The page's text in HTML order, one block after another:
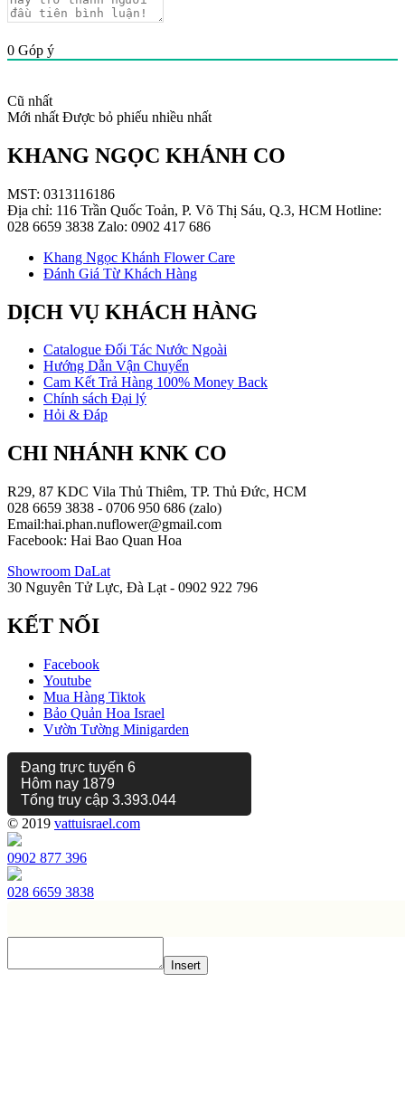
0 Góp ý
Cũ nhất
Mới nhất Được bỏ phiếu nhiều nhất
KHANG NGỌC KHÁNH CO
MST: 0313116186
Địa chỉ: 116 Trần Quốc Toản, P. Võ Thị Sáu, Q.3, HCM Hotline:
028 6659 3838 Zalo: 0902 417 686
Khang Ngọc Khánh Flower Care
Đánh Giá Từ Khách Hàng
DỊCH VỤ KHÁCH HÀNG
Catalogue Đối Tác Nước Ngoài
Hướng Dẫn Vận Chuyển
Cam Kết Trả Hàng 100% Money Back
Chính sách Đại lý
Hỏi & Đáp
CHI NHÁNH KNK CO
R29, 87 KDC Vila Thủ Thiêm, TP. Thủ Đức, HCM
028 6659 3838 - 0706 950 686 (zalo)
Email:hai.phan.nuflower@gmail.com
Facebook: Hai Bao Quan Hoa
Showroom DaLat
30 Nguyên Tử Lực, Đà Lạt - 0902 922 796
KẾT NỐI
Facebook
Youtube
Mua Hàng Tiktok
Bảo Quản Hoa Israel
Vườn Tường Minigarden
Đang trực tuyến 6
Hôm nay 1879
Tổng truy cập 3.393.044
© 2019 vattuisrael.com
0902 877 396
028 6659 3838
Insert